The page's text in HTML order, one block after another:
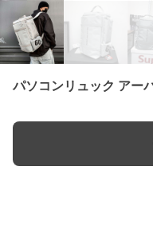
パソコンリュック アー